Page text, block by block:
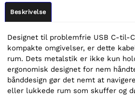
Beskrivelse
Designet til problemfrie USB C-til-
kompakte omgivelser, er dette
rum. Dets metalstik er ikke kun
ergonomisk designet for nem
bånddesign gør det nemt at
eller lukkede rum som skuffer og